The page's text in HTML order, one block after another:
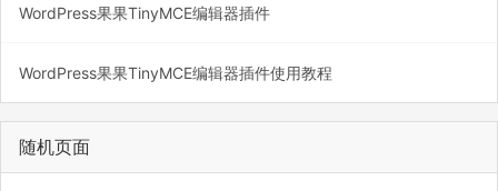
WordPress果果TinyMCE编辑器插件
WordPress果果TinyMCE编辑器插件使用教程
随机页面